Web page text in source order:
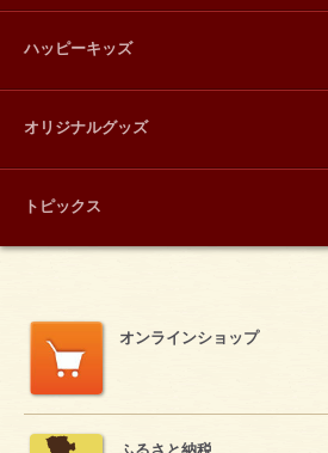
ハッピーキッズ
オリジナルグッズ
トピックス
オンラインショップ